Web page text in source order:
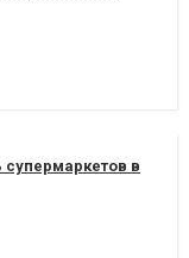
супермаркетов в